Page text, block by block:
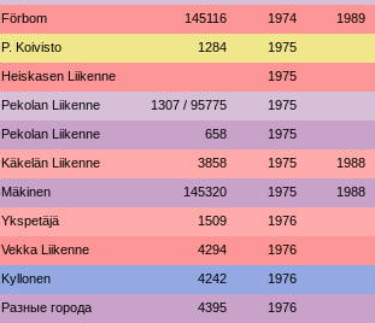
Förbom 145116 1974 1989
P. Koivisto 1284 1975
Heiskasen Liikenne 1975
Pekolan Liikenne 1307 / 95775 1975
Pekolan Liikenne 658 1975
Käkelän Liikenne 3858 1975 1988
Mäkinen 145320 1975 1988
Ykspetäjä 1509 1976
Vekka Liikenne 4294 1976
Kyllonen 4242 1976
Разные города 4395 1976